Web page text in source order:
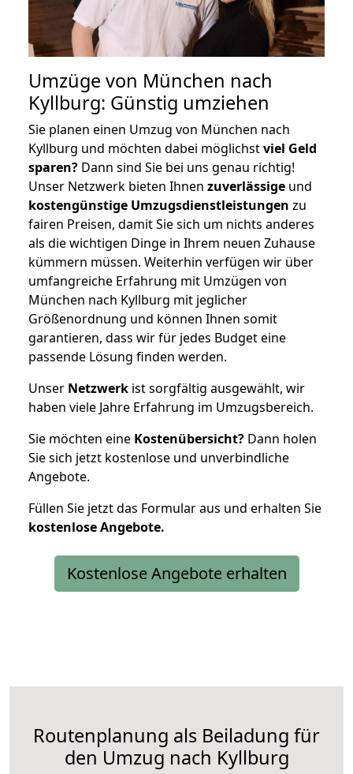
Umzüge von München nach
Kyllburg: Günstig umziehen
Sie planen einen Umzug von München nach
Kyllburg und möchten dabei möglichstviel Geld
sparen? Dann sind Sie bei uns genau richtig!
Unser Netzwerk bieten Ihnen zuverlässige und
kostengünstige Umzugsdienstleistungen zu
fairen Preisen, damit Sie sich um nichts anderes
als die wichtigen Dinge in Ihrem neuen Zuhause
kümmern müssen. Weiterhin verfügen wir über
umfangreiche Erfahrung mit Umzügen von
München nach Kyllburg mit jeglicher
Größenordnung und können Ihnen somit
garantieren, dass wir für jedes Budget eine
passende Lösung finden werden.
Unser Netzwerk ist sorgfältig ausgewählt, wir
haben viele Jahre Erfahrung im Umzugsbereich.
Sie möchten eine Kostenübersicht? Dann holen
Sie sich jetzt kostenlose und unverbindliche
Angebote.
Füllen Sie jetzt das Formular aus und erhalten Sie
kostenloseAngebote.
Kostenlose Angebote erhalten
Routenplanung als Beiladung für
den Umzug nach Kyllburg